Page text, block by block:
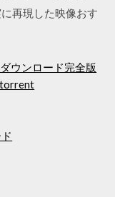
再現した映像おす
ウンロード完全版